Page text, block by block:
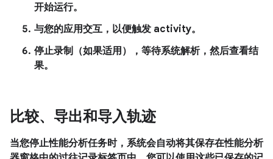
开始运行。
与您的应用交互，以便触发 activity。
停止录制（如果适用），等待系统解析，然后查看结
果。
比较、导出和导入轨迹
当您停止性能分析任务时，系统会自动将其保存在性能分析